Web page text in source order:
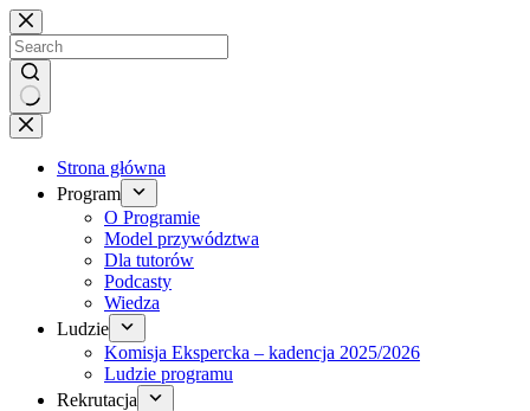
Brak
wyników
Strona główna
Program
O Programie
Model przywództwa
Dla tutorów
Podcasty
Wiedza
Ludzie
Komisja Ekspercka – kadencja 2025/2026
Ludzie programu
Rekrutacja